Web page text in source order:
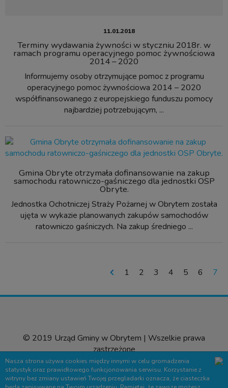
11.01.2018
Terminy wydawania żywności w styczniu 2018r. w
ramach programu operacyjnego pomoc żywnościowa
2014 – 2020
Informujemy osoby otrzymujące pomoc z programu
operacyjnego pomoc żywnościowa 2014 – 2020
współfinansowanego z europejskiego funduszu pomocy
najbardziej potrzebującym, ...
Gmina Obryte otrzymała dofinansowanie na zakup
samochodu ratowniczo-gaśniczego dla jednostki OSP
Obryte.
Jednostka Ochotniczej Straży Pożarnej w Obrytem została
ujęta w wykazie planowanych zakupów samochodów
ratowniczo gaśniczych. Na zakup średniego ...
1 2 3 4 5 6 7
© 2019 Urząd Gminy w Obrytem | Wszelkie prawa
zastrzeżone
Wyślij sugestie
Projekt &cms:www.zstudio.pl
Nasza strona używa cookies między innymi w celu gromadzenia
statystyk oraz prawidłowego funkcjonowania serwisu. Korzystanie z
witryny bez zmiany ustawień Twojej przegladarki oznacza, że ciasteczka